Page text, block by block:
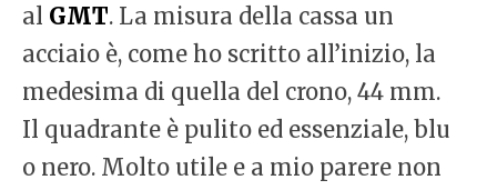
al GMT. La misura della cassa un
acciaio è, come ho scritto all’inizio, la
medesima di quella del crono, 44 mm.
Il quadrante è pulito ed essenziale, blu
o nero. Molto utile e a mio parere non